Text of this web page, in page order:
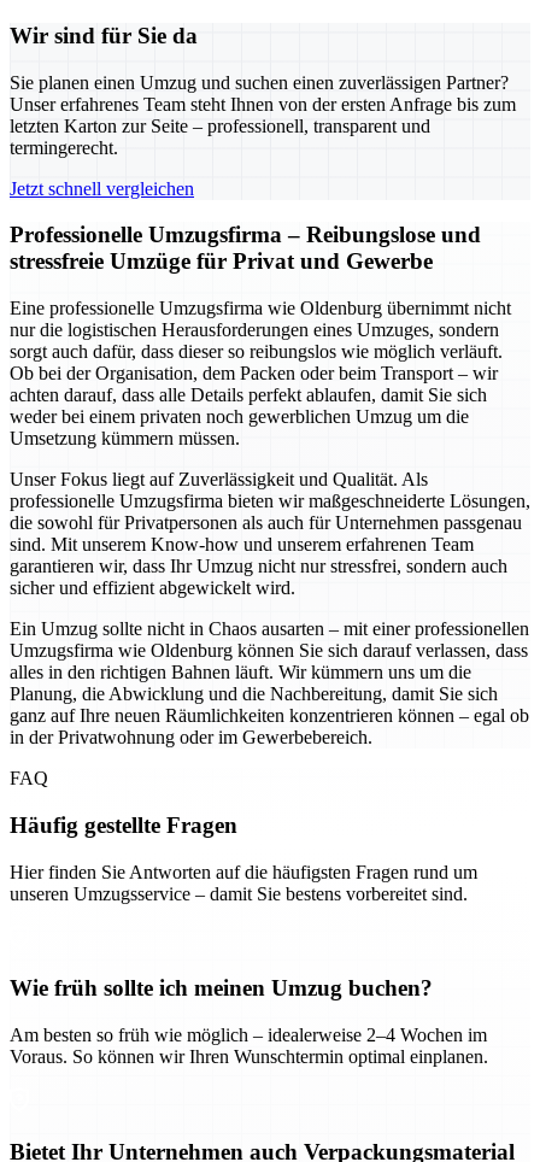
Wir sind für Sie da
Sie planen einen Umzug und suchen einen zuverlässigen Partner?
Unser erfahrenes Team steht Ihnen von der ersten Anfrage bis zum
letzten Karton zur Seite – professionell, transparent und
termingerecht.
Jetzt schnell vergleichen
Professionelle Umzugsfirma – Reibungslose und
stressfreie Umzüge für Privat und Gewerbe
Eine professionelle Umzugsfirma wie Oldenburg übernimmt nicht
nur die logistischen Herausforderungen eines Umzuges, sondern
sorgt auch dafür, dass dieser so reibungslos wie möglich verläuft.
Ob bei der Organisation, dem Packen oder beim Transport – wir
achten darauf, dass alle Details perfekt ablaufen, damit Sie sich
weder bei einem privaten noch gewerblichen Umzug um die
Umsetzung kümmern müssen.
Unser Fokus liegt auf Zuverlässigkeit und Qualität. Als
professionelle Umzugsfirma bieten wir maßgeschneiderte Lösungen,
die sowohl für Privatpersonen als auch für Unternehmen passgenau
sind. Mit unserem Know-how und unserem erfahrenen Team
garantieren wir, dass Ihr Umzug nicht nur stressfrei, sondern auch
sicher und effizient abgewickelt wird.
Ein Umzug sollte nicht in Chaos ausarten – mit einer professionellen
Umzugsfirma wie Oldenburg können Sie sich darauf verlassen, dass
alles in den richtigen Bahnen läuft. Wir kümmern uns um die
Planung, die Abwicklung und die Nachbereitung, damit Sie sich
ganz auf Ihre neuen Räumlichkeiten konzentrieren können – egal ob
in der Privatwohnung oder im Gewerbebereich.
FAQ
Häufig gestellte Fragen
Hier finden Sie Antworten auf die häufigsten Fragen rund um
unseren Umzugsservice – damit Sie bestens vorbereitet sind.
Wie früh sollte ich meinen Umzug buchen?
Am besten so früh wie möglich – idealerweise 2–4 Wochen im
Voraus. So können wir Ihren Wunschtermin optimal einplanen.
Bietet Ihr Unternehmen auch Verpackungsmaterial